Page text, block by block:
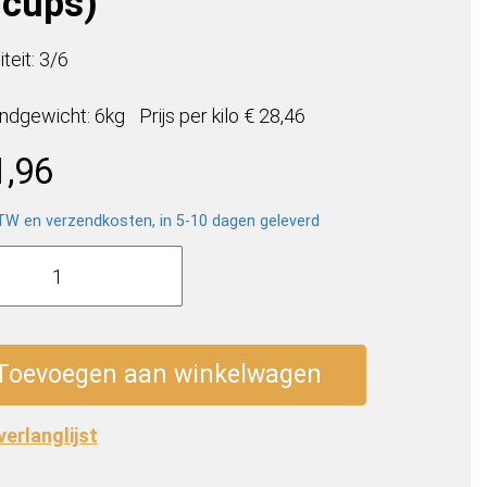
3/6
6kg Prijs per kilo € 28,46
en verzendkosten, in 5-10 dagen geleverd
aan winkelwagen